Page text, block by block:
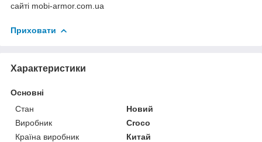
сайті mobi-armor.com.ua
Приховати
Характеристики
Основні
Стан
Новий
Виробник
Croco
Країна виробник
Китай